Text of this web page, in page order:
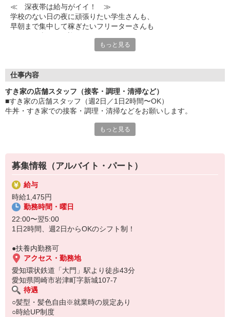
≪ 深夜帯は給与がイイ！ ≫
学校のない日の夜に頑張りたい学生さんも、
早朝まで集中して稼ぎたいフリーターさんも
オシャレを捨てる必要はありません！
急な出費も安心♪
■社員登用あり
将来を考えている方は必見です。
なか卯、かつ庵、ココス、ジョリーパスタ、ビッグボーイ、華屋
ョーグループ！
その中のひとつ『すき家』でお仕事しませんか？
もっと見る
仕事内容
すき家の店舗スタッフ（接客・調理・清掃など）
■すき家の店舗スタッフ（週2日／1日2時間〜OK）
牛丼・すき家での接客・調理・清掃などをお願いします。
あなたの笑顔で！
すばやく提供！
他にも、食材の調整や金銭管理、新しく入社したクルーの研修など
様々なお仕事があります。
セルフオーダー、セルフ会計で、現金の受け渡しはほとんどありま
せん。※一部店舗を除く
取り間違いもなく安心でスムーズ♪
マニュアルも用意していますので飲食店が初めての方でも大丈夫！
もちろん先輩クルーがしっかり教えてくれるので安心してくださ
い。
もっと見る
募集情報（アルバイト・パート）
給与
時給1,475円
勤務時間・曜日
22:00〜翌5:00
1日2時間、週2日からOKのシフト制！
●扶養内勤務可
アクセス・勤務地
愛知環状鉄道「大門」駅より徒歩43分
愛知県岡崎市岩津町字新城107-7
待遇
○髪型・髪色自由※就業時の規定あり
○時給UP制度